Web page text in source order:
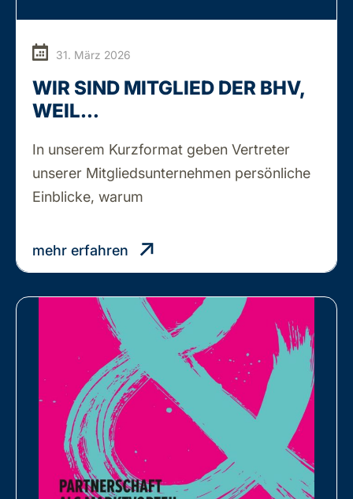
31. März 2026
WIR SIND MITGLIED DER BHV,
WEIL…
In unserem Kurzformat geben Vertreter
unserer Mitgliedsunternehmen persönliche
Einblicke, warum
WEIL…
mehr erfahren